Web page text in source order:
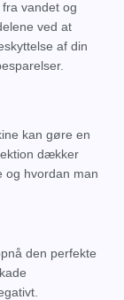
vandet og
ved at
af din
kan gøre en
dækker
og hvordan man
den perfekte